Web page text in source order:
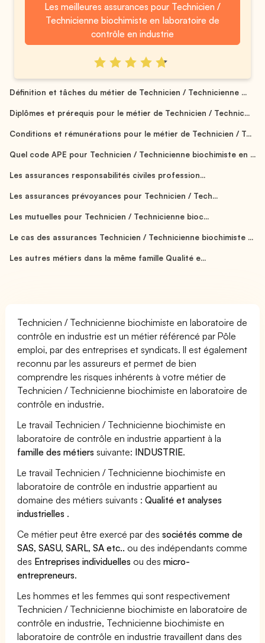
Les meilleures assurances pour Technicien /
Technicienne biochimiste en laboratoire de
contrôle en industrie
Définition et tâches du métier de Technicien / Technicienne ...
Diplômes et prérequis pour le métier de Technicien / Technic...
Conditions et rémunérations pour le métier de Technicien / T...
Quel code APE pour Technicien / Technicienne biochimiste en ...
Les assurances responsabilités civiles profession...
Les assurances prévoyances pour Technicien / Tech...
Les mutuelles pour Technicien / Technicienne bioc...
Le cas des assurances Technicien / Technicienne biochimiste ...
Les autres métiers dans la même famille Qualité e...
Technicien / Technicienne biochimiste en laboratoire de
contrôle en industrie est un métier référencé par Pôle
emploi, par des entreprises et syndicats. Il est également
reconnu par les assureurs et permet de bien
comprendre les risques inhérents à votre métier de
Technicien / Technicienne biochimiste en laboratoire de
contrôle en industrie.
Le travail Technicien / Technicienne biochimiste en
laboratoire de contrôle en industrie appartient à la
famille des métiers suivante: INDUSTRIE.
Le travail Technicien / Technicienne biochimiste en
laboratoire de contrôle en industrie appartient au
domaine des métiers suivants :Qualité et analyses
industrielles .
Ce métier peut être exercé par dessociétés comme de
SAS, SASU, SARL, SA etc.. ou des indépendants comme
des Entreprises individuelles ou desmicro-
entrepreneurs.
Les hommes et les femmes qui sont respectivement
Technicien / Technicienne biochimiste en laboratoire de
contrôle en industrie, Technicienne biochimiste en
laboratoire de contrôle en industrie travaillent dans des